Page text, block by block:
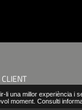
una millor experiència
moment. Consulti